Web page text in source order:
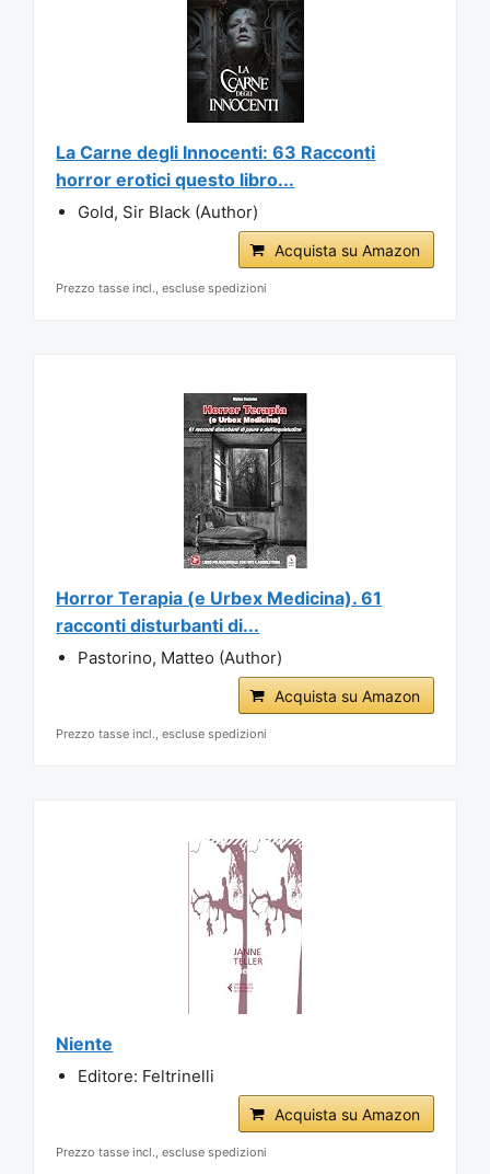
La Carne degli Innocenti: 63 Racconti
horror erotici questo libro...
Gold, Sir Black (Author)
Acquista su Amazon
Prezzo tasse incl., escluse spedizioni
Horror Terapia (e Urbex Medicina). 61
racconti disturbanti di...
Pastorino, Matteo (Author)
Acquista su Amazon
Prezzo tasse incl., escluse spedizioni
Niente
Editore: Feltrinelli
Acquista su Amazon
Prezzo tasse incl., escluse spedizioni